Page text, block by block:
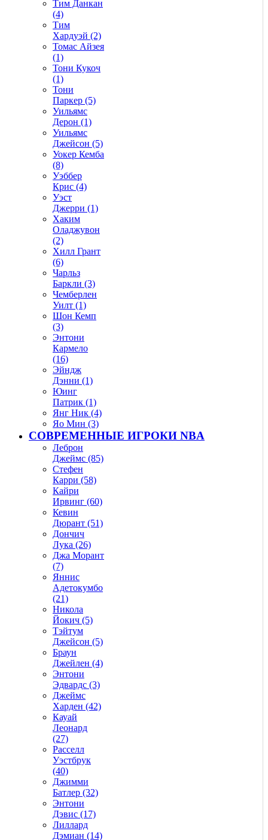
Тим Данкан
(4)
Тим
Хардуэй (2)
Томас Айзея
(1)
Тони Кукоч
(1)
Тони
Паркер (5)
Уильямс
Дерон (1)
Уильямс
Джейсон (5)
Уокер Кемба
(8)
Уэббер
Крис (4)
Уэст
Джерри (1)
Хаким
Оладжувон
(2)
Хилл Грант
(6)
Чарльз
Баркли (3)
Чемберлен
Уилт (1)
Шон Кемп
(3)
Энтони
Кармело
(16)
Эйндж
Дэнни (1)
Юинг
Патрик (1)
Янг Ник (4)
Яо Мин (3)
СОВРЕМЕННЫЕ ИГРОКИ NBA
Леброн
Джеймс (85)
Стефен
Карри (58)
Кайри
Ирвинг (60)
Кевин
Дюрант (51)
Дончич
Лука (26)
Джа Морант
(7)
Яннис
Адетокумбо
(21)
Никола
Йокич (5)
Тэйтум
Джейсон (5)
Браун
Джейлен (4)
Энтони
Эдвардс (3)
Джеймс
Харден (42)
Кауай
Леонард
(27)
Расселл
Уэстбрук
(40)
Джимми
Батлер (32)
Энтони
Дэвис (17)
Лиллард
Дэмиан (14)